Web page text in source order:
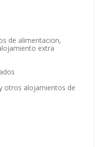
de alimentacion,
extra
otros alojamientos de